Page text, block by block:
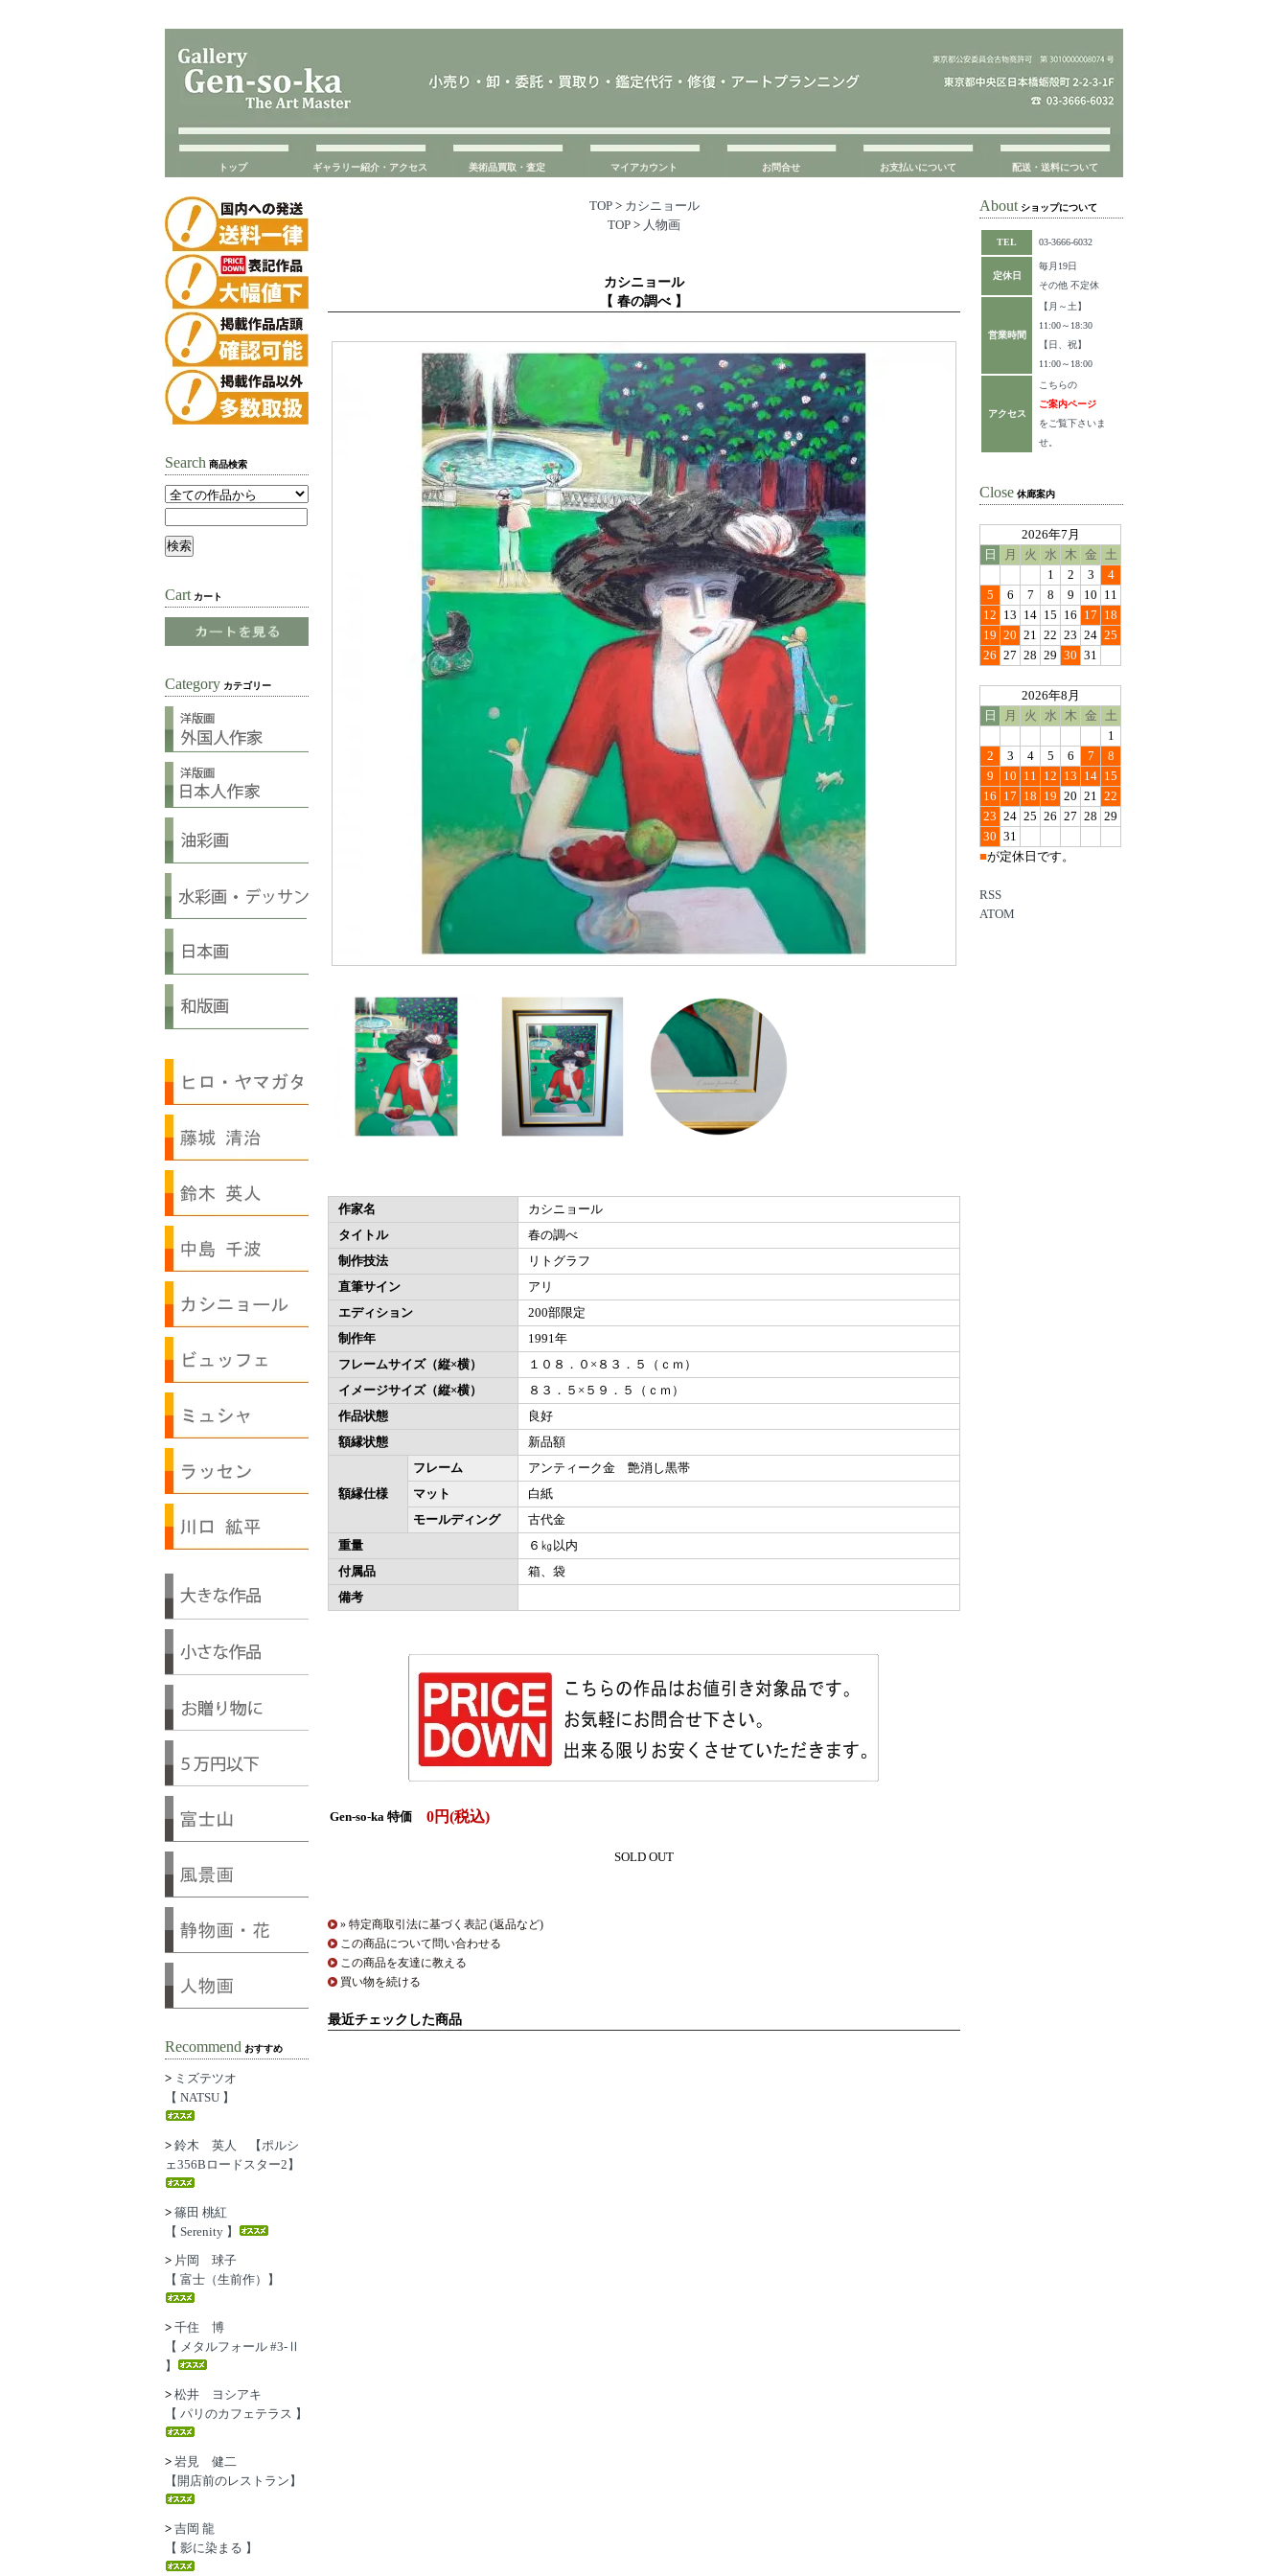
トップ ギャラリー紹介・アクセス 美術品買取・査定 マイアカウント お問合せ お支払いについて 配送・送料について
TOP> カシニョール
TOP > 人物画
カシニョール
【 春の調べ 】
作家名
カシニョール
タイトル
春の調べ
制作技法
リトグラフ
直筆サイン
アリ
エディション
200部限定
制作年
1991年
フレームサイズ（縦×横）
１０８．０×８３．５（ｃｍ）
イメージサイズ（縦×横）
８３．５×５９．５（ｃｍ）
作品状態
良好
額縁状態
新品額
額縁仕様
フレーム
アンティーク金 艶消し黒帯
マット
白紙
モールディング
古代金
重量
６㎏以内
付属品
箱、袋
備考
Gen-so-ka 特価 0円(税込)
SOLD OUT
» 特定商取引法に基づく表記 (返品など)
この商品について問い合わせる
この商品を友達に教える
買い物を続ける
最近チェックした商品
Search 商品検索
Cart カート
Category カテゴリー
Recommend おすすめ
> ミズテツオ
【 NATSU 】
> 鈴木 英人 【ポルシ
ェ356Bロードスター2】
> 篠田 桃紅
【 Serenity 】
> 片岡 球子
【 富士（生前作）】
> 千住 博
【 メタルフォール #3-Ⅱ
】
> 松井 ヨシアキ
【 パリのカフェテラス 】
> 岩見 健二
【開店前のレストラン】
> 吉岡 龍
【 影に染まる 】
About ショップについて
TEL 03-3666-6032
定休日
毎月19日
その他 不定休
営業時間
【月～土】
11:00～18:30
【日、祝】
11:00～18:00
アクセス
こちらの
ご案内ページ
をご覧下さいま
せ。
Close 休廊案内
2026年7月
日
月 火 水 木 金
土
1
2 3
4
5
6 7 8 9 10 11
12 13 14 15 16 17 18
19 20 21 22 23 24 25
26 27 28 29 30 31
2026年8月
日
月 火 水 木 金
土
1
2
3 4 5 6 7
8
9
10 11 12 13 14 15
16 17 18 19 20 21 22
23 24 25 26 27 28 29
30 31
■が定休日です。
RSS
ATOM